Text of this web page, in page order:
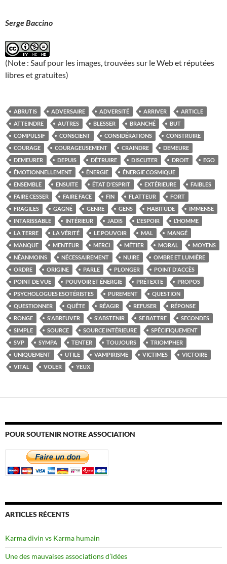
Serge Baccino
(Note : Sauf pour les images, trouvées sur le Web et réputées
libres et gratuites)
ABRUTIS ADVERSAIRE ADVERSITÉ ARRIVER
ARTICLE
ATTEINDRE
AUTRES BLESSER BRANCHÉ
BUT
COMPULSIF
CONSCIENT CONSIDÉRATIONS
CONSTRUIRE
COURAGE
COURAGEUSEMENT CRAINDRE
DEMEURE
DEMEURER
DEPUIS DÉTRUIRE DISCUTER DROIT
EGO
ÉMOTIONNELLEMENT
ÉNERGIE
ÉNERGIE COSMIQUE
ENSEMBLE
ENSUITE ÉTAT D'ESPRIT EXTÉRIEURE
FAIBLES
FAIRE CESSER
FAIRE FACE FIN FLATTEUR
FORT
FRAGILES
GAGNÉ GENRE GENS HABITUDE
IMMENSE
INTARISSABLE
INTÉRIEUR JADIS L'ESPOIR
L’HOMME
LA TERRE
LA VÉRITÉ LE POUVOIR MAL
MANGÉ
MANQUE
MENTEUR MERCI MÉTIER MORAL
MOYENS
NÉANMOINS
NÉCESSAIREMENT NUIRE
OMBRE ET LUMIÈRE
ORDRE
ORIGINE PARLE PLONGER
POINT D'ACCÈS
POINT DE VUE
POUVOIR ET ÉNERGIE PRÉTEXTE
PROPOS
PSYCHOLOGUES ESOTÉRISTES
PUREMENT
QUESTION
QUESTIONNER
QUÊTE RÉAGIR REFUSER
RÉPONSE
RONGE
S'ABREUVER S'ABSTENIR SE BATTRE
SECONDES
SIMPLE
SOURCE SOURCE INTÉRIEURE
SPÉCIFIQUEMENT
SVP
SYMPA TENTER TOUJOURS
TRIOMPHER
UNIQUEMENT
UTILE VAMPIRISME VICTIMES
VICTOIRE
VITAL
VOLER YEUX
POUR SOUTENIR NOTRE ASSOCIATION
ARTICLES RÉCENTS
Karma divin vs Karma humain
Une des mauvaises associations d’idées